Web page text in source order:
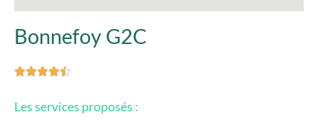
Bonnefoy G2C

Les services proposés :